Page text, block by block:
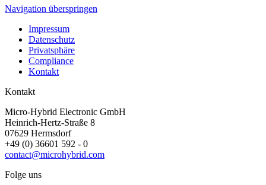
Navigation überspringen
Impressum
Datenschutz
Privatsphäre
Compliance
Kontakt
Kontakt
Micro-Hybrid Electronic GmbH
Heinrich-Hertz-Straße 8
07629 Hermsdorf
+49 (0) 36601 592 - 0
contact@microhybrid.com
Folge uns